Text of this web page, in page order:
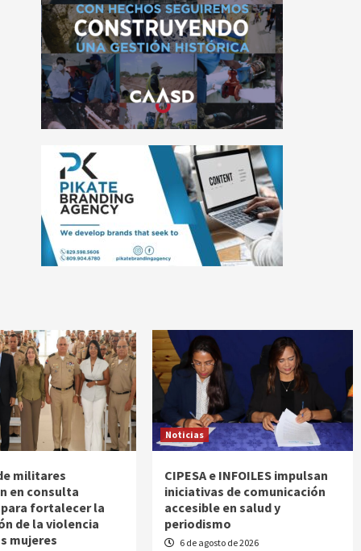
militares
en consulta
fortalecer la
de la violencia
mujeres
Noticias
CIPESA e INFOILES impulsan
iniciativas de comunicación
accesible en salud y
periodismo
6 de agosto de 2026